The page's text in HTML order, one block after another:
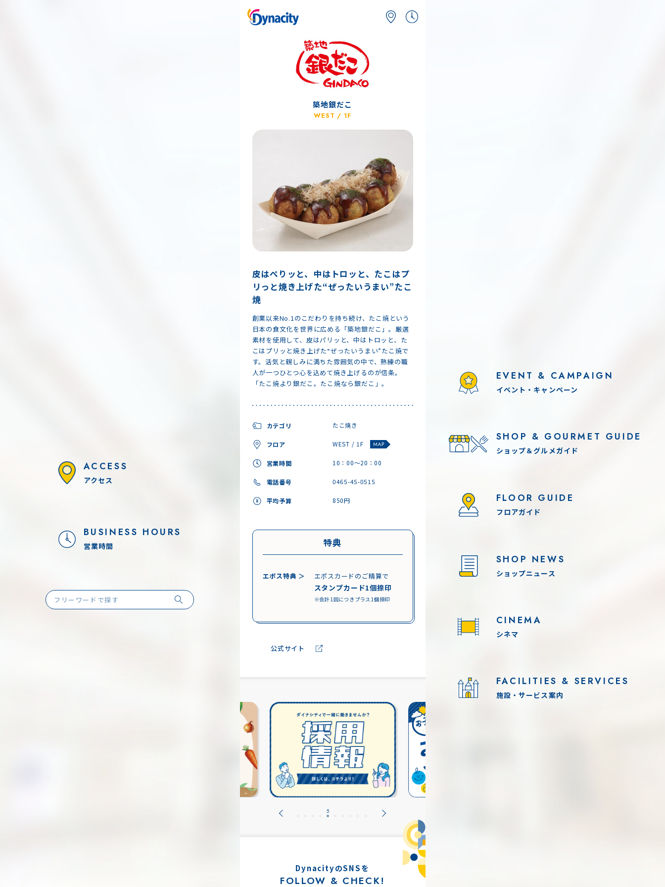
築地銀だこ
WEST / 1F
皮はぺりッと、中はトロッと、たこはプ
リっと焼き上げた“ぜったいうまい”たこ
焼
創業以来No.1のこだわりを持ち続け、たこ焼という
日本の食文化を世界に広める「築地銀だこ」。厳選
素材を使用して、皮はパリッと、中はトロッと、た
こはプリッと焼き上げた“ぜったいうまい”たこ焼で
す。活気と親しみに満ちた雰囲気の中で、熟練の職
人が一つひとつ心を込めて焼き上げるのが信条。
「たこ焼より銀だこ。たこ焼なら銀だこ」。
カテゴリ たこ焼き
フロア WEST / 1F
営業時間 10：00～20：00
電話番号 0465-45-0515
平均予算 850円
特典
エポス特典 ＞ エポスカードのご精算で
スタンプカード1個捺印
※会計1回につきプラス1個捺印
公式サイト
DynacityのSNSを
FOLLOW & CHECK!
ACCESS
アクセス
BUSINESS HOURS
営業時間
EVENT & CAMPAIGN
イベント・キャンペーン
SHOP & GOURMET GUIDE
ショップ＆グルメガイド
FLOOR GUIDE
フロアガイド
SHOP NEWS
ショップニュース
CINEMA
シネマ
FACILITIES & SERVICES
施設・サービス案内